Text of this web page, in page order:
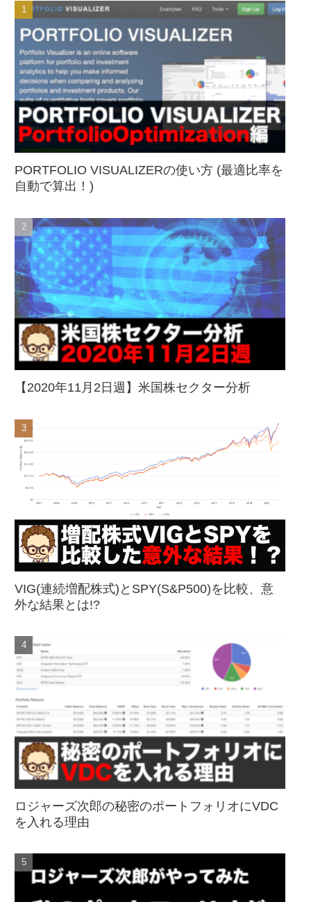
PORTFOLIO VISUALIZERの使い方 (最適比率を
自動で算出！)
【2020年11月2日週】米国株セクター分析
VIG(連続増配株式)とSPY(S&P500)を比較、意
外な結果とは!?
ロジャーズ次郎の秘密のポートフォリオにVDC
を入れる理由